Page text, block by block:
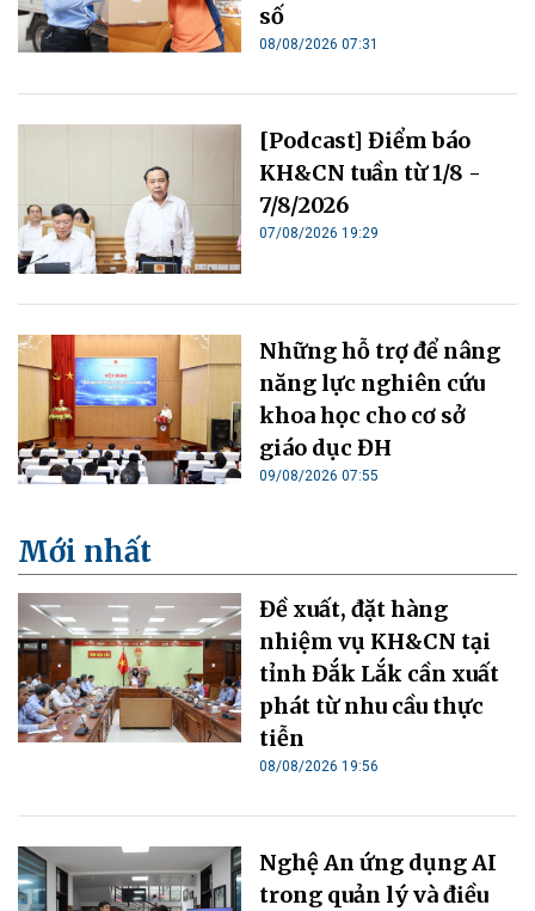
số
08/08/2026 07:31
[Podcast] Điểm báo
KH&CN tuần từ 1/8 -
7/8/2026
07/08/2026 19:29
Những hỗ trợ để nâng
năng lực nghiên cứu
khoa học cho cơ sở
giáo dục ĐH
09/08/2026 07:55
Mới nhất
Đề xuất, đặt hàng
nhiệm vụ KH&CN tại
tỉnh Đắk Lắk cần xuất
phát từ nhu cầu thực
tiễn
08/08/2026 19:56
Nghệ An ứng dụng AI
trong quản lý và điều